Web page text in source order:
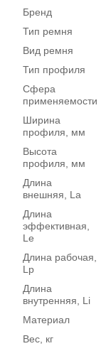
Бренд
Тип ремня
Вид ремня
Тип профиля
Сфера
применяемости
Ширина
профиля, мм
Высота
профиля, мм
Длина
внешняя, La
Длина
эффективная,
Le
Длина рабочая,
Lp
Длина
внутренняя, Li
Материал
Вес, кг